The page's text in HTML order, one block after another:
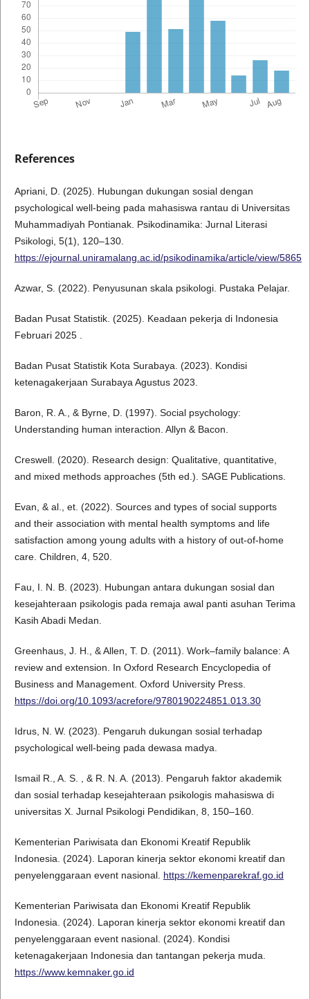
References
Apriani, D. (2025). Hubungan dukungan sosial dengan
psychological well-being pada mahasiswa rantau di Universitas
Muhammadiyah Pontianak. Psikodinamika: Jurnal Literasi
Psikologi, 5(1), 120–130.
https://ejournal.uniramalang.ac.id/psikodinamika/article/view/5865
Azwar, S. (2022). Penyusunan skala psikologi. Pustaka Pelajar.
Badan Pusat Statistik. (2025). Keadaan pekerja di Indonesia
Februari 2025 .
Badan Pusat Statistik Kota Surabaya. (2023). Kondisi
ketenagakerjaan Surabaya Agustus 2023.
Baron, R. A., & Byrne, D. (1997). Social psychology:
Understanding human interaction. Allyn & Bacon.
Creswell. (2020). Research design: Qualitative, quantitative,
and mixed methods approaches (5th ed.). SAGE Publications.
Evan, & al., et. (2022). Sources and types of social supports
and their association with mental health symptoms and life
satisfaction among young adults with a history of out-of-home
care. Children, 4, 520.
Fau, I. N. B. (2023). Hubungan antara dukungan sosial dan
kesejahteraan psikologis pada remaja awal panti asuhan Terima
Kasih Abadi Medan.
Greenhaus, J. H., & Allen, T. D. (2011). Work–family balance: A
review and extension. In Oxford Research Encyclopedia of
Business and Management. Oxford University Press.
https://doi.org/10.1093/acrefore/9780190224851.013.30
Idrus, N. W. (2023). Pengaruh dukungan sosial terhadap
psychological well-being pada dewasa madya.
Ismail R., A. S. , & R. N. A. (2013). Pengaruh faktor akademik
dan sosial terhadap kesejahteraan psikologis mahasiswa di
universitas X. Jurnal Psikologi Pendidikan, 8, 150–160.
Kementerian Pariwisata dan Ekonomi Kreatif Republik
Indonesia. (2024). Laporan kinerja sektor ekonomi kreatif dan
penyelenggaraan event nasional. https://kemenparekraf.go.id
Kementerian Pariwisata dan Ekonomi Kreatif Republik
Indonesia. (2024). Laporan kinerja sektor ekonomi kreatif dan
penyelenggaraan event nasional. (2024). Kondisi
ketenagakerjaan Indonesia dan tantangan pekerja muda.
https://www.kemnaker.go.id